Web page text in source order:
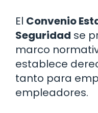
El Convenio
Seguridad se
marco
establece
tanto para
empleadores.